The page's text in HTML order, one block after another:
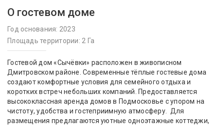
О гостевом доме
Год основания: 2023
Площадь территории: 2 Га
Гостевой дом «Сычёвки» расположен в живописном
Дмитровском районе. Современные тёплые гостевые дома
создают комфортные условия для семейного отдыха и
коротких встреч небольших компаний. Предоставляется
высококлассная аренда домов в Подмосковье с упором на
чистоту, удобства и гостеприимную атмосферу. Для
размещения предлагаются уютные одноэтажные коттеджи,